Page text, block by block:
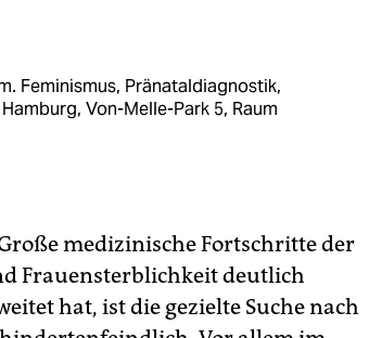
Feminismus, Pränataldia­gnostik,
Von-Melle-Park 5, Raum
medizinische Fortschritte der
Frauensterblichkeit deutlich
hat, ist die gezielte Suche nach